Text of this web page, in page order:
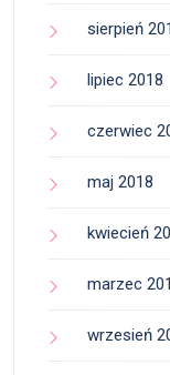
sierpień
lipiec 2018
czerwiec
maj 2018
kwiecień
marzec
wrzesień